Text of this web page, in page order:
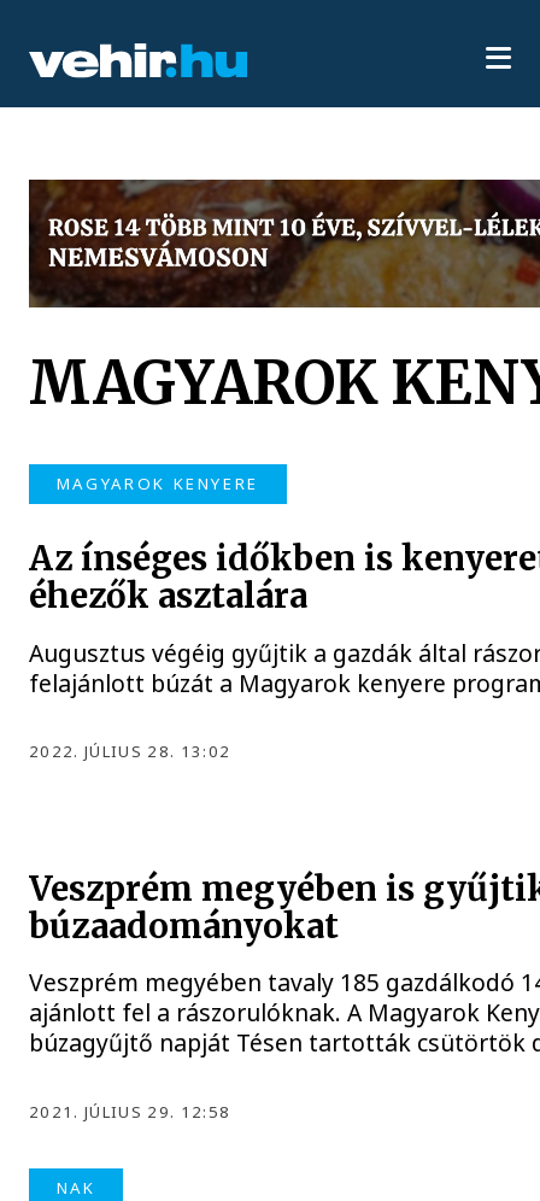
MAGYAROK
MAGYAROK KENYERE
Az ínséges időkben is
éhezők asztalára
Augusztus végéig gyűjtik a gazdák által
felajánlott búzát a Magyarok kenyere
2022. JÚLIUS 28. 13:02
Veszprém megyében is
búzaadományokat
Veszprém megyében tavaly 185 gazdálkodó
ajánlott fel a rászorulóknak. A Magyarok
búzagyűjtő napját Tésen tartották csütörtök
2021. JÚLIUS 29. 12:58
NAK